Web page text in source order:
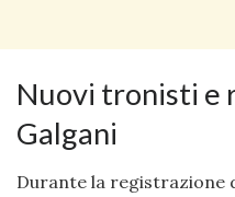
Nuovi tronisti e
Galgani
Durante la registrazione